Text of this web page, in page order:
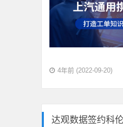
4年前 (2022-09-20)
达观数据签约科